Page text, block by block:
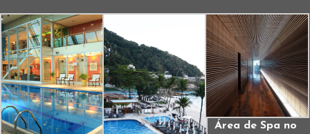
Área de Spa no